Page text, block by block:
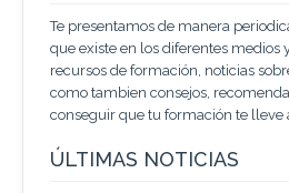
Te presentamos de manera
que existe en los diferentes medios
recursos de formación, noticias
como tambien consejos,
conseguir que tu formación te lleve
ÚLTIMAS NOTICIAS